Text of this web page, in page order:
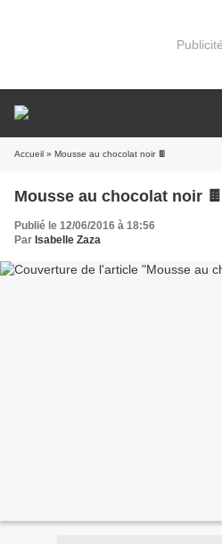
Publicité
Accueil » Mousse au chocolat noir 🍫
Mousse au chocolat noir 🍫
Publié le 12/06/2016 à 18:56
Par Isabelle Zaza